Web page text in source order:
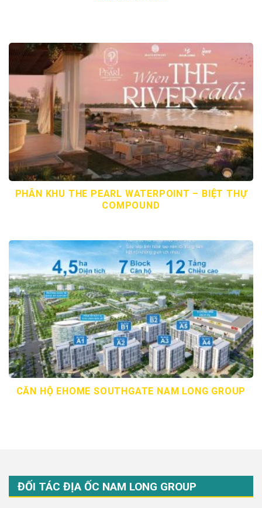
PHÂN KHU THE PEARL WATERPOINT – BIỆT THỰ
COMPOUND
CĂN HỘ EHOME SOUTHGATE NAM LONG GROUP
ĐỐI TÁC ĐỊA ỐC NAM LONG GROUP